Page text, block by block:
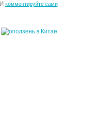
И комментируйте сами